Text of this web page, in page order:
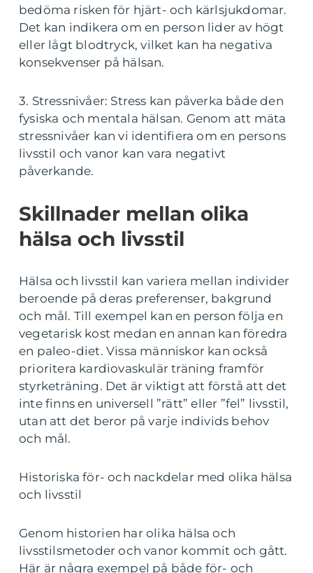
bedöma risken för hjärt- och kärlsjukdomar.
Det kan indikera om en person lider av högt
eller lågt blodtryck, vilket kan ha negativa
konsekvenser på hälsan.
3. Stressnivåer: Stress kan påverka både den
fysiska och mentala hälsan. Genom att mäta
stressnivåer kan vi identifiera om en persons
livsstil och vanor kan vara negativt
påverkande.
Skillnader mellan olika
hälsa och livsstil
Hälsa och livsstil kan variera mellan individer
beroende på deras preferenser, bakgrund
och mål. Till exempel kan en person följa en
vegetarisk kost medan en annan kan föredra
en paleo-diet. Vissa människor kan också
prioritera kardiovaskulär träning framför
styrketräning. Det är viktigt att förstå att det
inte finns en universell ”rätt” eller ”fel” livsstil,
utan att det beror på varje individs behov
och mål.
Historiska för- och nackdelar med olika hälsa
och livsstil
Genom historien har olika hälsa och
livsstilsmetoder och vanor kommit och gått.
Här är några exempel på både för- och